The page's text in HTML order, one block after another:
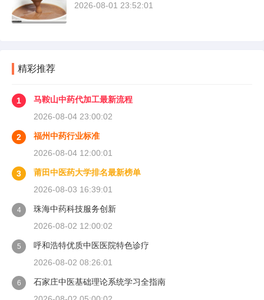
2026-08-01 23:52:01
精彩推荐
1
马鞍山中药代加工最新流程
2026-08-04 23:00:02
2
福州中药行业标准
2026-08-04 12:00:01
3
莆田中医药大学排名最新榜单
2026-08-03 16:39:01
4
珠海中药科技服务创新
2026-08-02 12:00:02
5
呼和浩特优质中医医院特色诊疗
2026-08-02 08:26:01
6
石家庄中医基础理论系统学习全指南